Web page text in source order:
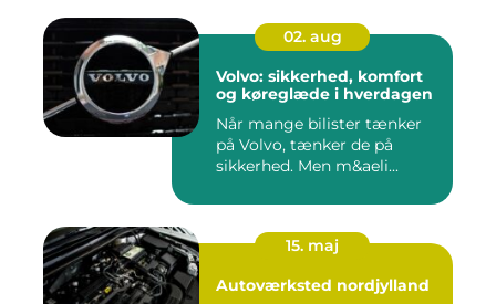
02. aug
Volvo: sikkerhed, komfort
og køreglæde i hverdagen
Når mange bilister tænker
på Volvo, tænker de på
sikkerhed. Men m&aeli...
15. maj
Autoværksted nordjylland